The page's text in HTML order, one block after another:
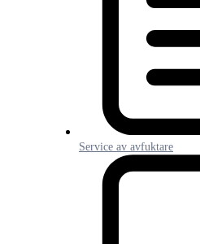
Service av avfuktare